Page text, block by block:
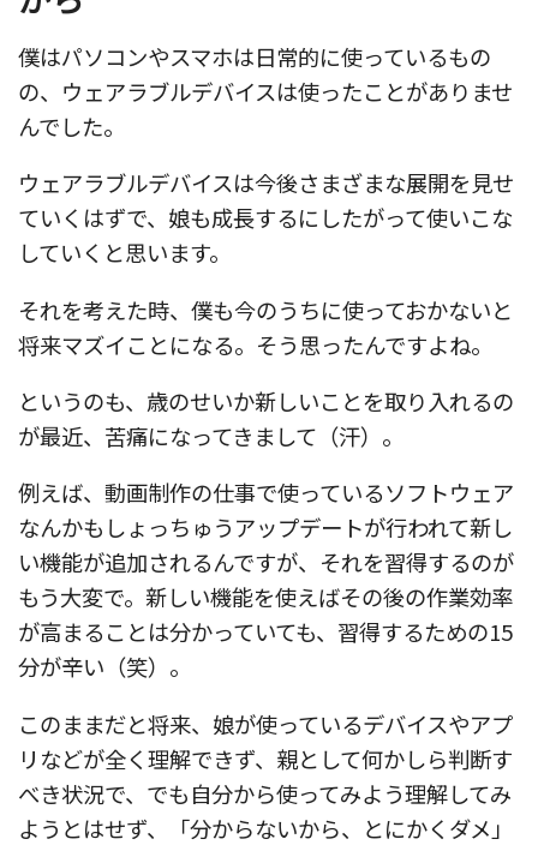
僕はパソコンやスマホは日常的に使っているもの
の、ウェアラブルデバイスは使ったことがありませ
んでした。
ウェアラブルデバイスは今後さまざまな展開を見せ
ていくはずで、娘も成長するにしたがって使いこな
していくと思います。
それを考えた時、僕も今のうちに使っておかないと
将来マズイことになる。そう思ったんですよね。
というのも、歳のせいか新しいことを取り入れるの
が最近、苦痛になってきまして（汗）。
例えば、動画制作の仕事で使っているソフトウェア
なんかもしょっちゅうアップデートが行われて新し
い機能が追加されるんですが、それを習得するのが
もう大変で。新しい機能を使えばその後の作業効率
が高まることは分かっていても、習得するための15
分が辛い（笑）。
このままだと将来、娘が使っているデバイスやアプ
リなどが全く理解できず、親として何かしら判断す
べき状況で、でも自分から使ってみよう理解してみ
ようとはせず、「分からないから、とにかくダメ」